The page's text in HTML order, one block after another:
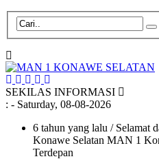
SEKILAS INFORMASI
: - Saturday, 08-08-2026
6 tahun yang lalu / Selamat
Konawe Selatan MAN 1
Terdepan